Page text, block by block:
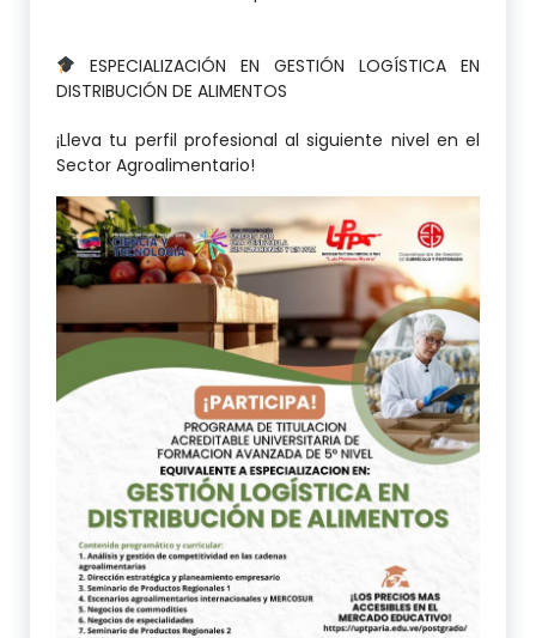
ESPECIALIZACIÓN EN GESTIÓN LOGÍSTICA EN
DISTRIBUCIÓN DE ALIMENTOS
¡Lleva tu perfil profesional al siguiente nivel en el
Sector Agroalimentario!